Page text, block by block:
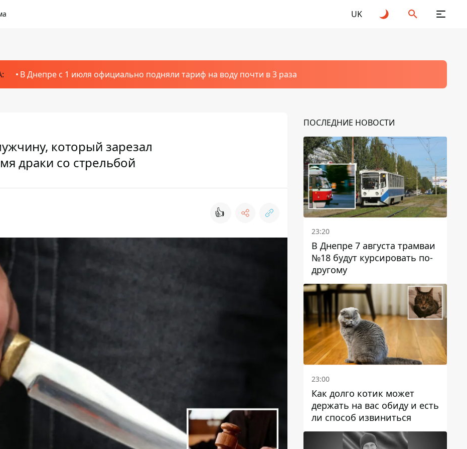
UK
В Днепре с 1 июля официально подняли тариф на воду почти в 3 раза
который зарезал
драки со стрельбой
👍
ПОСЛЕДНИЕ НОВОСТИ
23:20
В Днепре 7 августа трамваи
№18 будут курсировать по-
другому
23:00
Как долго котик может
держать на вас обиду и есть
ли способ извиниться